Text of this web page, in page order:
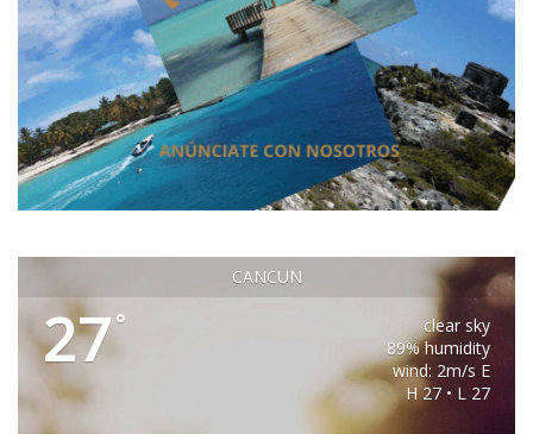
CANCUN
27°
clear sky
89% humidity
wind: 2m/s E
H 27 • L 27